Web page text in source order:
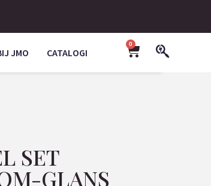
JMO CATALOGI
0
SET
GLANS